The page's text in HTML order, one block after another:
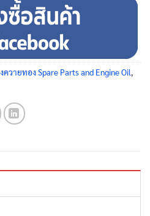
วายทอง Spare Parts and Engine Oil